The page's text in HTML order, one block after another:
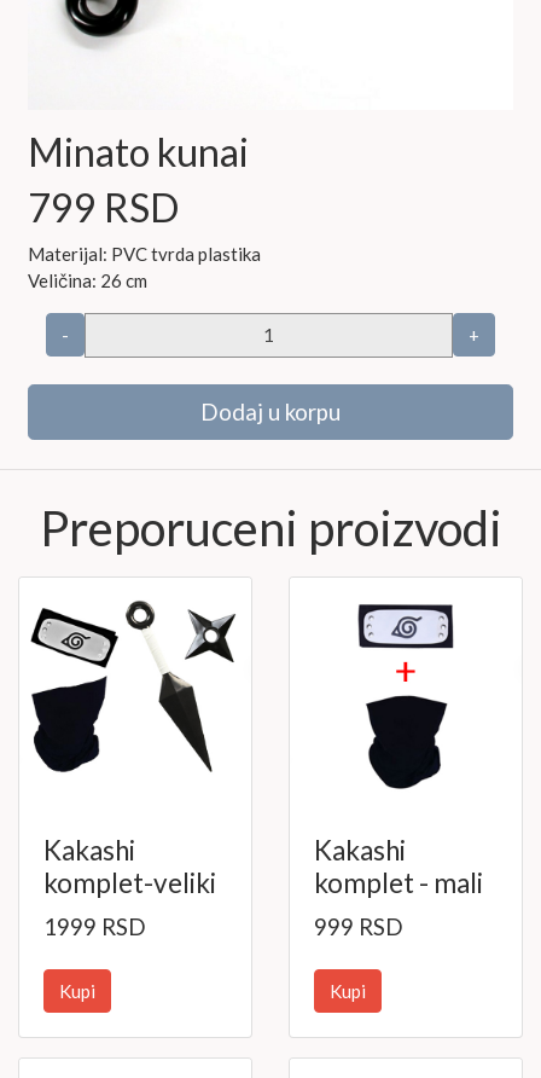
Minato kunai
799 RSD
Materijal: PVC tvrda plastika
Veličina: 26 cm
- +
Dodaj u korpu
Preporuceni proizvodi
Kakashi
komplet-veliki
1999 RSD
Kupi
Kakashi
komplet - mali
999 RSD
Kupi